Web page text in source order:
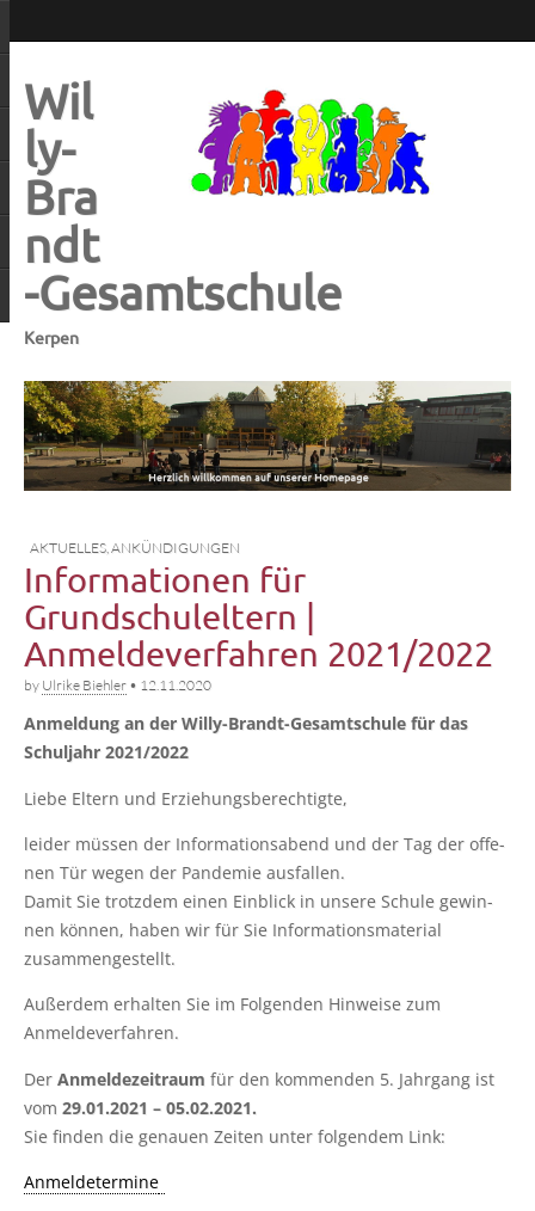
Wil
ly-
Bra
ndt
-Gesamtschule
Kerpen
AKTUELLES ANKÜNDIGUNGEN
Informationen für
Grundschuleltern |
Anmeldeverfahren 2021/2022
by Ulrike Biehler • 12.11.2020
Anmel­dung an der Wil­ly-Brandt-Gesamt­schu­le für das
Schul­jahr 2021/2022
Lie­be Eltern und Erziehungsberechtigte,
lei­der müs­sen der Infor­ma­ti­ons­abend und der Tag der offe­
nen Tür wegen der Pan­de­mie ausfallen.
Damit Sie trotz­dem einen Ein­blick in unse­re Schu­le gewin­
nen kön­nen, haben wir für Sie Infor­ma­ti­ons­ma­te­ri­al
zusammengestellt.
Außer­dem erhal­ten Sie im Fol­gen­den Hin­wei­se zum
Anmeldeverfahren.
Der Anmel­de­zeit­raum für den kom­men­den 5. Jahr­gang ist
vom 29.01.2021 – 05.02.2021.
Sie fin­den die genau­en Zei­ten unter fol­gen­dem Link:
Anmel­de­ter­mi­ne